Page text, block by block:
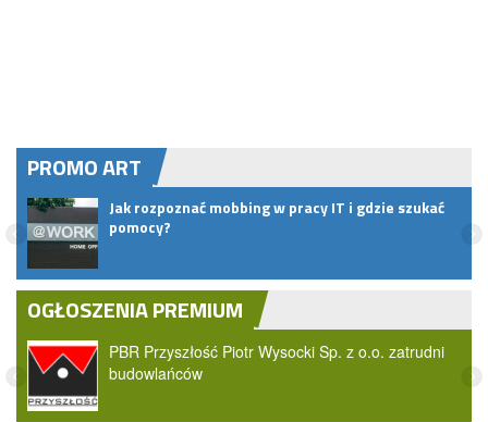
PROMO ART
Jak rozpoznać mobbing w pracy IT i gdzie szukać
pomocy?
OGŁOSZENIA PREMIUM
PBR Przyszłość Piotr Wysocki Sp. z o.o. zatrudni
budowlańców